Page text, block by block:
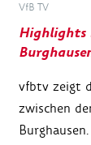
VfB TV
Highlights
vfbtv zeigt
zwischen
Burghausen.